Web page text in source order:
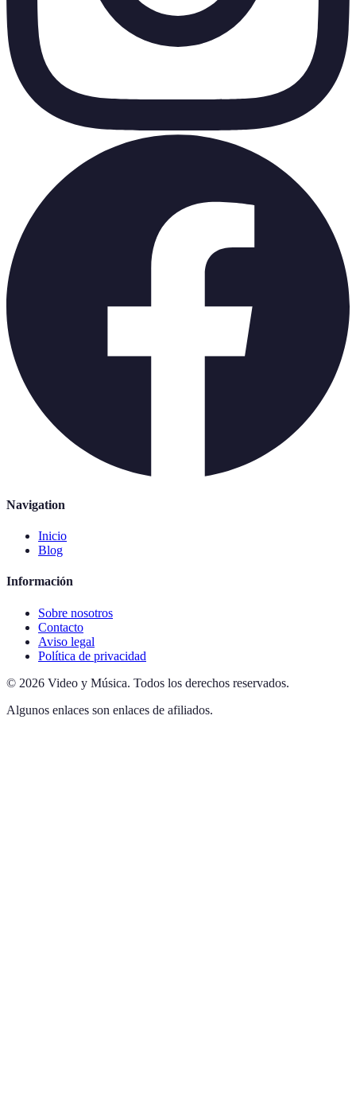
Navigation
Inicio
Blog
Información
Sobre nosotros
Contacto
Aviso legal
Política de privacidad
© 2026 Video y Música. Todos los derechos reservados.
Algunos enlaces son enlaces de afiliados.